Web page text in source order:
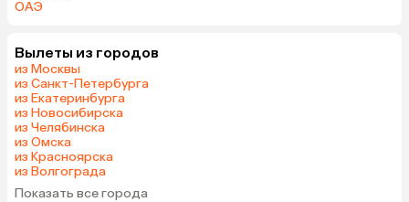
ОАЭ
Вылеты из городов
из Москвы
из Санкт-Петербурга
из Екатеринбурга
из Новосибирска
из Челябинска
из Омска
из Красноярска
из Волгограда
Показать все города